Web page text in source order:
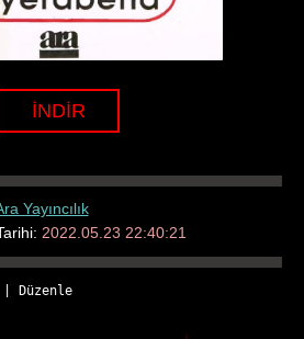
İNDİR
Yayıncılık
2022.05.23 22:40:21
Düzenle